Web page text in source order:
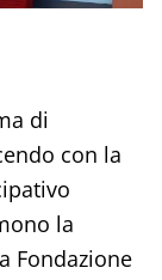
di
con la
la
Fondazione